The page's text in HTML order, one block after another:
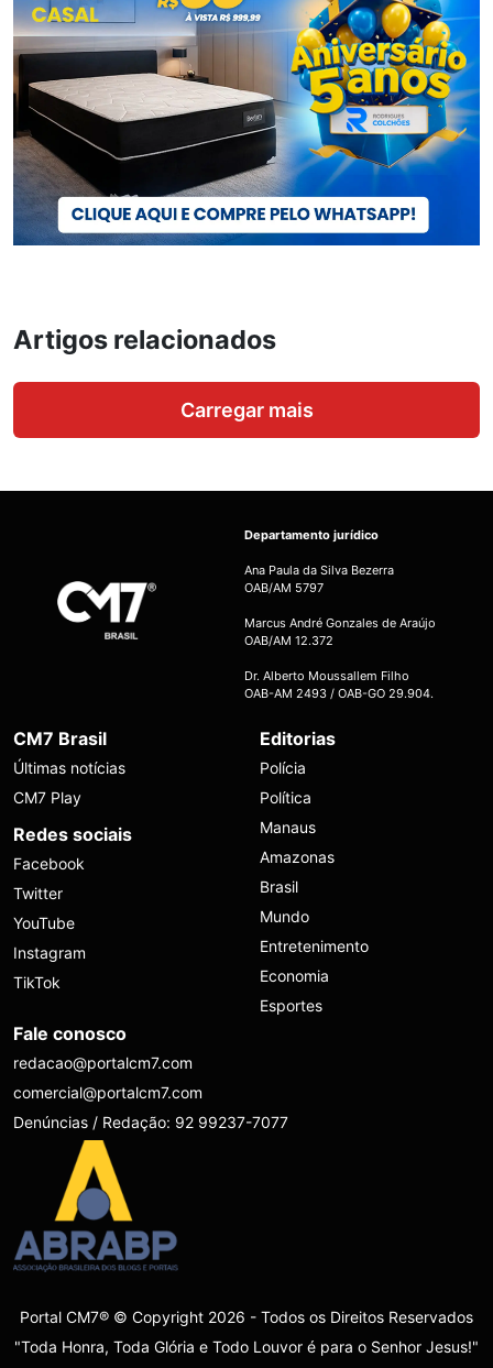
Artigos relacionados
Carregar mais
Departamento jurídico
Ana Paula da Silva Bezerra
OAB/AM 5797
Marcus André Gonzales de Araújo
OAB/AM 12.372
Dr. Alberto Moussallem Filho
OAB-AM 2493 / OAB-GO 29.904.
CM7 Brasil
Últimas notícias
CM7 Play
Redes sociais
Facebook
Twitter
YouTube
Instagram
TikTok
Editorias
Polícia
Política
Manaus
Amazonas
Brasil
Mundo
Entretenimento
Economia
Esportes
Fale conosco
redacao@portalcm7.com
comercial@portalcm7.com
Denúncias / Redação: 92 99237-7077
Portal CM7® © Copyright 2026 - Todos os Direitos Reservados
"Toda Honra, Toda Glória e Todo Louvor é para o Senhor Jesus!"